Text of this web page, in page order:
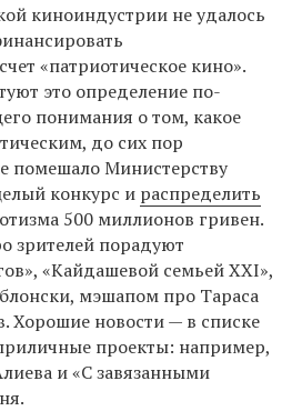
киноиндустрии не удалось
«патриотическое кино».
это определение по-
понимания о том, какое
до сих пор
помешало Министерству
конкурс и распределить
500 миллионов гривен.
зрителей порадуют
«Кайдашевой семьей XXI»,
мэшапом про Тараса
Хорошие новости — в списке
проекты: например,
и «С завязанными